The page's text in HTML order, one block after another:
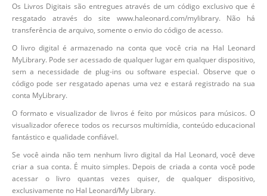
Os Livros Digitais são entregues através de um código exclusivo que é
resgatado através do site www.haleonard.com/mylibrary. Não há
transferência de arquivo, somente o envio do código de acesso.
O livro digital é armazenado na conta que você cria na Hal Leonard
MyLibrary. Pode ser acessado de qualquer lugar em qualquer dispositivo,
sem a necessidade de plug-ins ou software especial. Observe que o
código pode ser resgatado apenas uma vez e estará registrado na sua
conta MyLibrary.
O formato e visualizador de livros é feito por músicos para músicos. O
visualizador oferece todos os recursos multimídia, conteúdo educacional
fantástico e qualidade confiável.
Se você ainda não tem nenhum livro digital da Hal Leonard, você deve
criar a sua conta. É muito simples. Depois de criada a conta você pode
acessar o livro quantas vezes quiser, de qualquer dispositivo,
exclusivamente no Hal Leonard/My Library.